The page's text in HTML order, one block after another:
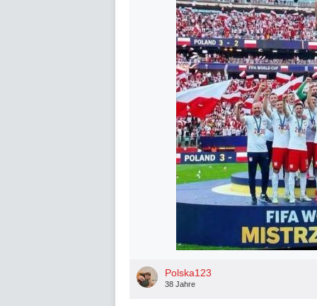
Polska123
38 Jahre